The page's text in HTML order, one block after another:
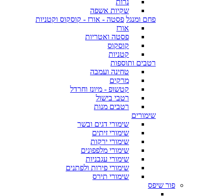
נרות
שקיות אשפה
פחם ומנגל פסטה - אורז - קוסקוס וקטניות
אורז
פסטה ואטריות
קוסקוס
קטניות
רטבים ותוספות
טחינה ועמבה
מרקים
קטשופ - מיונז וחרדל
רטבי בישול
רטבים מנות
שימורים
שימורי דגים ובשר
שימורי זיתים
שימורי ירקות
שימורי מלפפונים
שימורי עגבניות
שימורי פירות ולפתנים
שימורי תירס
פור שיפס